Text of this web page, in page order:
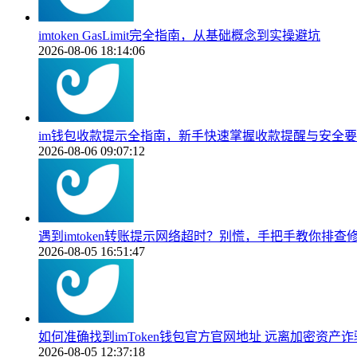
imtoken GasLimit完全指南，从基础概念到实操避坑
2026-08-06 18:14:06
im钱包收款提示全指南，新手快速掌握收款提醒与安全
2026-08-06 09:07:12
遇到imtoken转账提示网络超时？别慌，手把手教你排查
2026-08-05 16:51:47
如何准确找到imToken钱包官方官网地址 远离加密资产
2026-08-05 12:37:18